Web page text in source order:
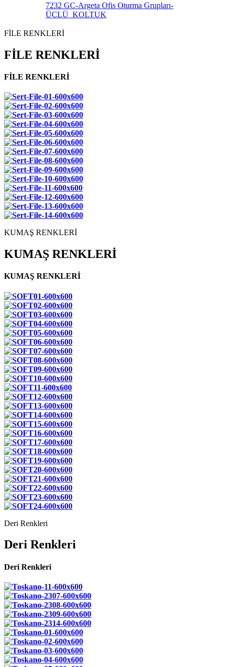
7232 GC-Argeta Ofis Oturma Grupları-
ÜÇLÜ_KOLTUK
FİLE RENKLERİ
FİLE RENKLERİ
FİLE RENKLERİ
KUMAŞ RENKLERİ
KUMAŞ RENKLERİ
KUMAŞ RENKLERİ
Deri Renkleri
Deri Renkleri
Deri Renkleri